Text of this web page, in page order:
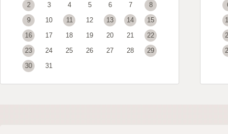
2
3 4 5 6 7
8
9
10 11 12 13 14
15
16
17 18 19 20 21
22
23
24 25 26 27 28
29
30
31